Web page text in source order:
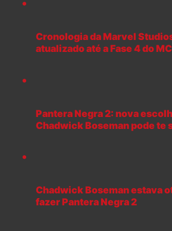
Cronologia da Marvel
atualizado até a Fase 4 do
Pantera Negra 2: nova
Chadwick Boseman pode te
Chadwick Boseman estava
fazer Pantera Negra 2